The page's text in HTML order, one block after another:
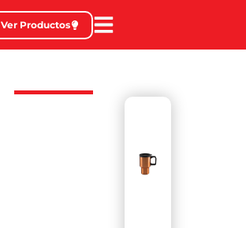
Ver Productos